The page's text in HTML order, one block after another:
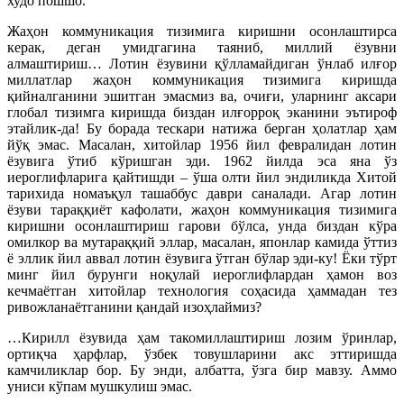
Жаҳон коммуникация тизимига киришни осонлаштирса
керак, деган умидгагина таяниб, миллий ёзувни
алмаштириш… Лотин ёзувини қўлламайдиган ўнлаб илғор
миллатлар жаҳон коммуникация тизимига киришда
қийналганини эшитган эмасмиз ва, очиғи, уларнинг аксари
глобал тизимга киришда биздан илғорроқ эканини эътироф
этайлик-да! Бу борада тескари натижа берган ҳолатлар ҳам
йўқ эмас. Масалан, хитойлар 1956 йил февралидан лотин
ёзувига ўтиб кўришган эди. 1962 йилда эса яна ўз
иероглифларига қайтишди – ўша олти йил эндиликда Хитой
тарихида номаъқул ташаббус даври саналади. Агар лотин
ёзуви тараққиёт кафолати, жаҳон коммуникация тизимига
киришни осонлаштириш гарови бўлса, унда биздан кўра
омилкор ва мутараққий эллар, масалан, японлар камида ўттиз
ё эллик йил аввал лотин ёзувига ўтган бўлар эди-ку! Ёки тўрт
минг йил бурунги ноқулай иероглифлардан ҳамон воз
кечмаётган хитойлар технология соҳасида ҳаммадан тез
ривожланаётганини қандай изоҳлаймиз?
…Кирилл ёзувида ҳам такомиллаштириш лозим ўринлар,
ортиқча ҳарфлар, ўзбек товушларини акс эттиришда
камчиликлар бор. Бу энди, албатта, ўзга бир мавзу. Аммо
униси кўпам мушкулиш эмас.